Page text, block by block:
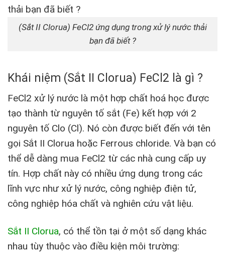
(Sắt II Clorua) FeCl2 ứng dụng trong xử lý nước thải
bạn đã biết ?
Khái niệm (Sắt II Clorua) FeCl2 là gì ?
FeCl2 xử lý nước là một hợp chất hoá học được
tạo thành từ nguyên tố sắt (Fe) kết hợp với 2
nguyên tố Clo (Cl). Nó còn được biết đến với tên
gọi Sắt II Clorua hoặc Ferrous chloride. Và bạn có
thể dễ dàng mua FeCl2 từ các nhà cung cấp uy
tín. Hợp chất này có nhiều ứng dụng trong các
lĩnh vực như xử lý nước, công nghiệp điện tử,
công nghiệp hóa chất và nghiên cứu vật liệu.
Sắt II Clorua, có thể tồn tại ở một số dạng khác
nhau tùy thuộc vào điều kiện môi trường: